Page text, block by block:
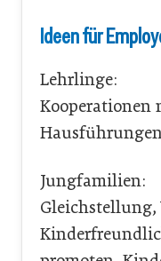
Ideen für
Lehrlinge:
Kooperationen
Jungfamilien: